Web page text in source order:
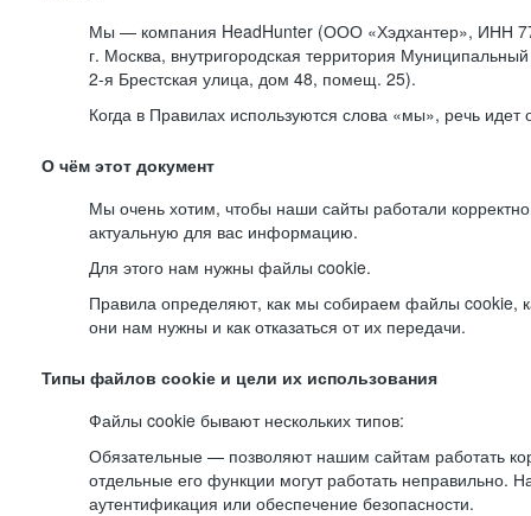
Мы — компания HeadHunter (ООО «Хэдхантер», ИНН
г. Москва, внутригородская территория Муниципальный
2-я Брестская улица, дом 48, помещ. 25).
Когда в Правилах используются слова «мы», речь
О чём этот документ
Мы очень хотим, чтобы наши сайты работали
актуальную для вас информацию.
Для этого нам нужны файлы cookie.
Правила определяют, как мы собираем файлы cookie,
они нам нужны и как отказаться от их передачи.
Типы файлов cookie и цели их использования
Файлы cookie бывают нескольких типов:
Обязательные — позволяют нашим сайтам работать
отдельные его функции могут работать неправильно.
аутентификация или обеспечение безопасности.